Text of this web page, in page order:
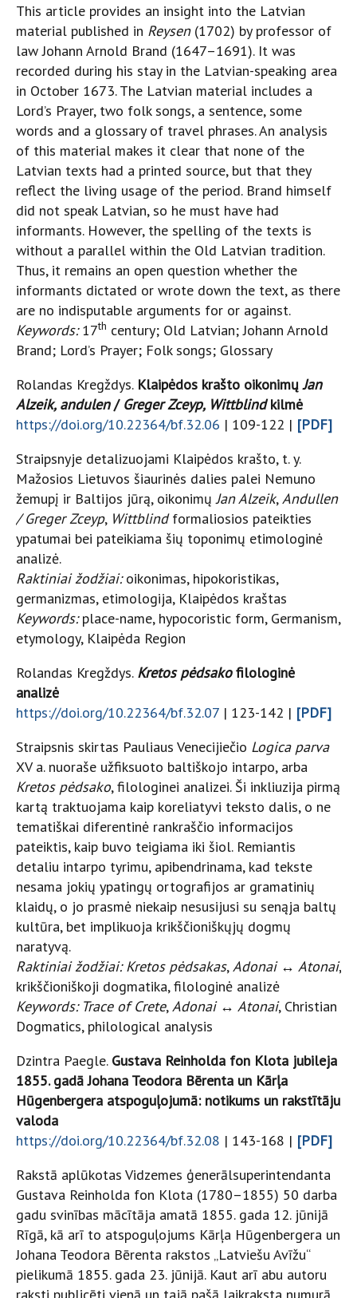
This article provides an insight into the Latvian
material published in Reysen(1702) by professor of
law Johann Arnold Brand (1647–1691). It was
recorded during his stay in the Latvian-speaking area
in October 1673. The Latvian material includes a
Lord’s Prayer, two folk songs, a sentence, some
words and a glossary of travel phrases. An analysis
of this material makes it clear that none of the
Latvian texts had a printed source, but that they
reflect the living usage of the period. Brand himself
did not speak Latvian, so he must have had
informants. However, the spelling of the texts is
without a parallel within the Old Latvian tradition.
Thus, it remains an open question whether the
informants dictated or wrote down the text, as there
are no indisputable arguments for or against.
Keywords:17th century; Old Latvian; Johann Arnold
Brand; Lord’s Prayer; Folk songs; Glossary
Rolandas Kregždys. Klaipėdos krašto oikonimųJan
Alzeik, andulen/ Greger Zceyp, Wittblindkilmė
https://doi.org/10.22364/bf.32.06 | 109-122 | [PDF]
Straipsnyje detalizuojami Klaipėdos krašto, t. y.
Mažosios Lietuvos šiaurinės dalies palei Nemuno
žemupį ir Baltijos jūrą, oikonimųJan Alzeik,Andullen
/ Greger Zceyp, Wittblindformaliosios pateikties
ypatumai bei pateikiama šių toponimų etimologinė
analizė.
Raktiniai žodžiai:oikonimas, hipokoristikas,
germanizmas, etimologija, Klaipėdos kraštas
Keywords:place-name, hypocoristic form, Germanism,
etymology, Klaipėda Region
Rolandas Kregždys. Kretos pėdsakofilologinė
analizė
https://doi.org/10.22364/bf.32.07 | 123-142 | [PDF]
Straipsnis skirtas Pauliaus Venecijiečio Logica parva
XV a. nuoraše užfiksuoto baltiškojo intarpo, arba
Kretos pėdsako, filologinei analizei. Ši inkliuzija pirmą
kartą traktuojama kaip koreliatyvi teksto dalis, o ne
tematiškai diferentinė rankraščio informacijos
pateiktis, kaip buvo teigiama iki šiol. Remiantis
detaliu intarpo tyrimu, apibendrinama, kad tekste
nesama jokių ypatingų ortografijos ar gramatinių
klaidų, o jo prasmė niekaip nesusijusi su senąja baltų
kultūra, bet implikuoja krikščioniškųjų dogmų
naratyvą.
Raktiniai žodžiai: Kretos pėdsakas,Adonai ↔ Atonai,
krikščioniškoji dogmatika, filologinė analizė
Keywords: Trace of Crete,Adonai ↔ Atonai, Christian
Dogmatics, philological analysis
Dzintra Paegle. Gustava Reinholda fon Klota jubileja
1855. gadā Johana Teodora Bērenta un Kārļa
Hūgenbergera atspoguļojumā: notikums un rakstītāju
valoda
https://doi.org/10.22364/bf.32.08 | 143-168 | [PDF]
Rakstā aplūkotas Vidzemes ģenerālsuperintendanta
Gustava Reinholda fon Klota (1780–1855) 50 darba
gadu svinības mācītāja amatā 1855. gada 12. jūnijā
Rīgā, kā arī to atspoguļojums Kārļa Hūgenbergera un
Johana Teodora Bērenta rakstos „Latviešu Avīžu“
pielikumā 1855. gada 23. jūnijā. Kaut arī abu autoru